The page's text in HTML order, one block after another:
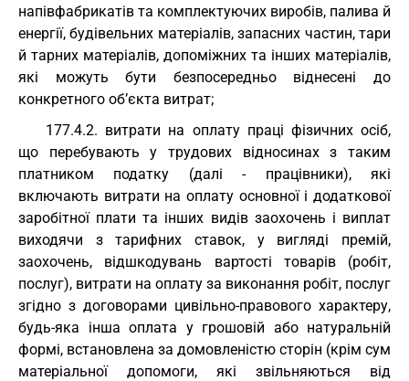
напівфабрикатів та комплектуючих виробів, палива й
енергії, будівельних матеріалів, запасних частин, тари
й тарних матеріалів, допоміжних та інших матеріалів,
які можуть бути безпосередньо віднесені до
конкретного об’єкта витрат;
177.4.2. витрати на оплату праці фізичних осіб,
що перебувають у трудових відносинах з таким
платником податку (далі - працівники), які
включають витрати на оплату основної і додаткової
заробітної плати та інших видів заохочень і виплат
виходячи з тарифних ставок, у вигляді премій,
заохочень, відшкодувань вартості товарів (робіт,
послуг), витрати на оплату за виконання робіт, послуг
згідно з договорами цивільно-правового характеру,
будь-яка інша оплата у грошовій або натуральній
формі, встановлена за домовленістю сторін (крім сум
матеріальної допомоги, які звільняються від